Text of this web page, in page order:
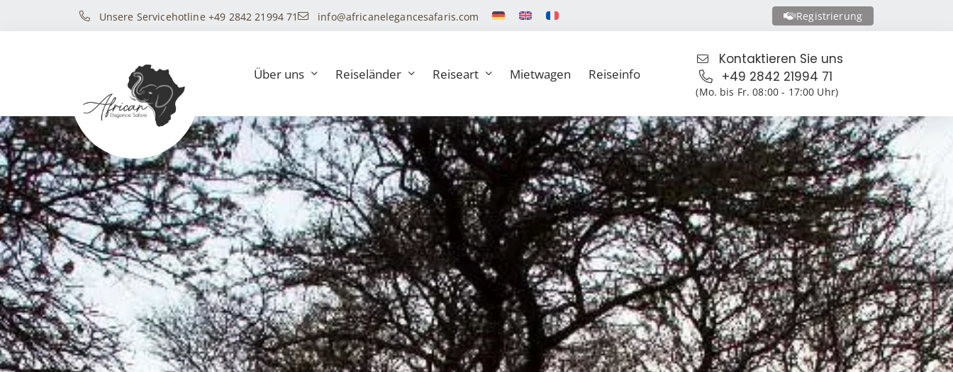
Unsere Servicehotline +49 2842 21994 71 info@africanelegancesafaris.com Registrierung
Über uns Reiseländer Reiseart Mietwagen Reiseinfo
Kontaktieren Sie uns
+49 2842 21994 71
(Mo. bis Fr. 08:00 - 17:00 Uhr)